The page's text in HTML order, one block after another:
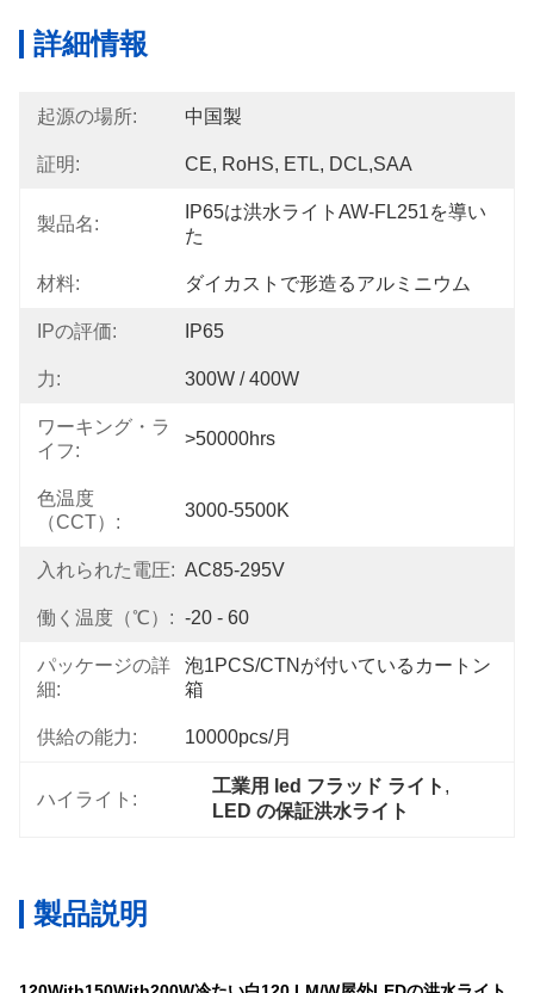
詳細情報
起源の場所: 中国製
証明: CE, RoHS, ETL, DCL,SAA
製品名:
IP65は洪水ライトAW-FL251を導い
た
材料: ダイカストで形造るアルミニウム
IPの評価: IP65
力: 300W / 400W
ワーキング・ラ
イフ:
>50000hrs
色温度
（CCT）:
3000-5500K
入れられた電圧: AC85-295V
働く温度（℃）: -20 - 60
パッケージの詳
細:
泡1PCS/CTNが付いているカートン
箱
供給の能力: 10000pcs/月
ハイライト:
工業用 led フラッド ライト ,
LED の保証洪水ライト
製品説明